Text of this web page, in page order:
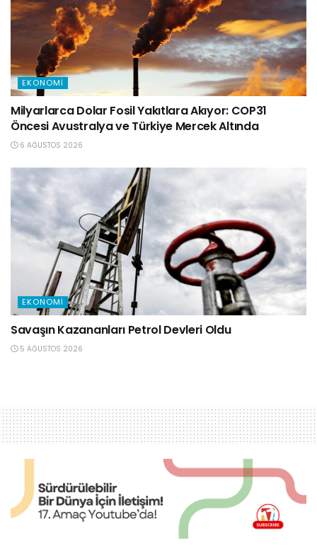
EKONOMI
Milyarlarca Dolar Fosil Yakıtlara Akıyor: COP31
Öncesi Avustralya ve Türkiye Mercek Altında
6 AĞUSTOS 2026
EKONOMI
Savaşın Kazananları Petrol Devleri Oldu
5 AĞUSTOS 2026